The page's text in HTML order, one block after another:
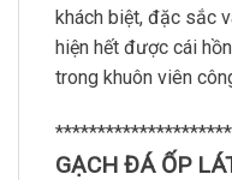
khách biệt, đặc sắc
hiện hết được cái
trong khuôn viên
GẠCH ĐÁ ỐP